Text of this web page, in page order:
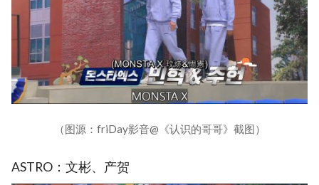
（图源：friDay影音@《认识的哥哥》截图）
ASTRO：文彬、产贺